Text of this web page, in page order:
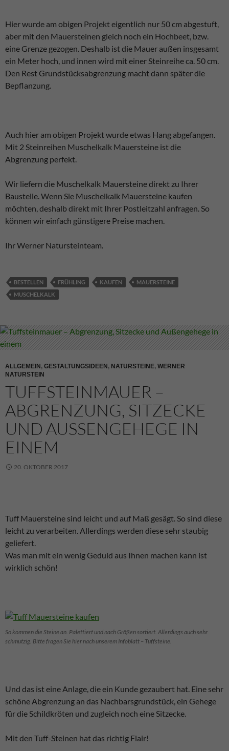
Hier wurde am obigen Projekt eigentlich nur 50 cm abgestuft,
aber mit den Mauersteinen gleich noch ein Hochbeet, bzw.
eine Grenze gezogen. Deshalb ist die Mauer außen insgesamt
ein Meter hoch, und innen wird mit einer Steinreihe ca. 50 cm.
Den Rest Grundstücksabgrenzung macht dann später die
Bepflanzung.
Auch hier am obigen Projekt wurde etwas Hang abgefangen.
Mit 2 Steinreihen Muschelkalk Mauersteine ist die
Abgrenzung perfekt.
Wir liefern die Muschelkalk Mauersteine direkt zu Ihrer
Baustelle. Wenn Sie Muschelkalk Mauersteine kaufen
möchten, deshalb direkt mit Ihrer Postleitzahl anfragen. So
können wir einfach günstigere Preise machen.
Ihr Werner Natursteinteam.
BESTELLEN FRÜHLING KAUFEN
MAUERSTEINE
MUSCHELKALK
ALLGEMEIN , GESTALTUNGSIDEEN , NATURSTEINE, WERNER
NATURSTEIN
TUFFSTEINMAUER –
ABGRENZUNG, SITZECKE
UND AUSSENGEHEGE IN E
INEM
20. OKTOBER 2017
Tuff Mauersteine sind leicht und auf Maß gesägt. So sind diese
leicht zu verarbeiten. Allerdings werden diese sehr staubig
geliefert.
Was man mit ein wenig Geduld aus Ihnen machen kann ist
wirklich schön!
So kommen die Steine an. Palettiert und nach Größen sortiert. Allerdings auch sehr
schmutzig. Bitte fragen Sie hier nach unserem Infoblatt – Tuffsteine.
Und das ist eine Anlage, die ein Kunde gezaubert hat. Eine sehr
schöne Abgrenzung an das Nachbarsgrundstück, ein Gehege
für die Schildkröten und zugleich noch eine Sitzecke.
Mit den Tuff-Steinen hat das richtig Flair!